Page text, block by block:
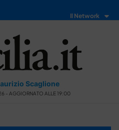
Il Network
Scaglione
- AGGIORNATO ALLE 19:00